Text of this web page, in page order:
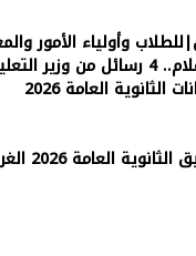
وأولياء الأمور
والإعلام.. 4 رسائل من وزير
الثانوية العامة 2026
العامة 2026 الغربية المتوقع